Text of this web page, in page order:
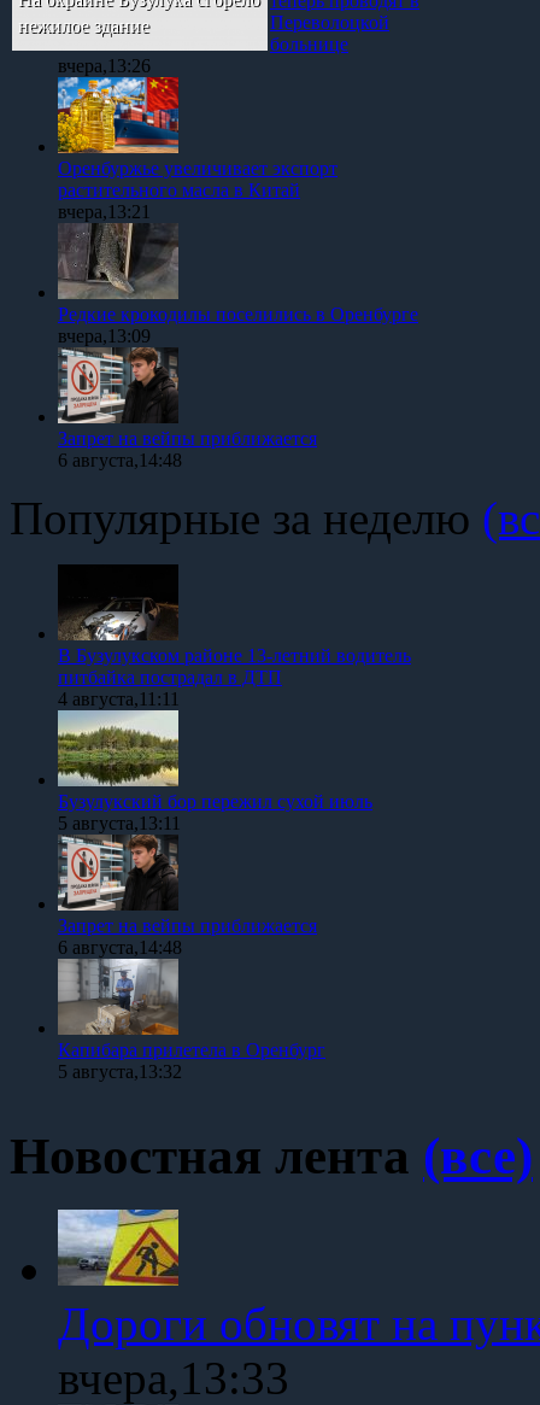
нежилое здание
Переволоцкой
больнице
вчера,13:26
Оренбуржье увеличивает экспорт
растительного масла в Китай
вчера,13:21
Редкие крокодилы поселились в Оренбурге
вчера,13:09
Запрет на вейпы приближается
6 августа,14:48
Популярные за неделю
В Бузулукском районе 13-летний водитель
питбайка пострадал в ДТП
4 августа,11:11
Бузулукский бор пережил сухой июль
5 августа,13:11
Запрет на вейпы приближается
6 августа,14:48
Капибара прилетела в Оренбург
5 августа,13:32
Новостная лента (все)
Дороги обновят на
вчера,13:33